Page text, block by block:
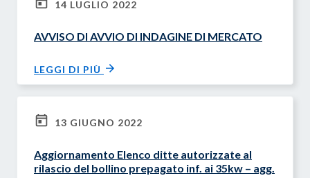
14 LUGLIO 2022
AVVISO DI AVVIO DI INDAGINE DI MERCATO
LEGGI DI PIÙ
13 GIUGNO 2022
Aggiornamento Elenco ditte autorizzate al
rilascio del bollino prepagato inf. ai 35kw – agg.